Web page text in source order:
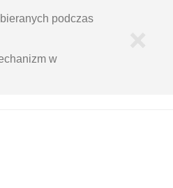
podczas
w